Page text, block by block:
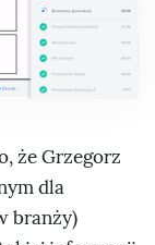
że Grzegorz
dla
branży)